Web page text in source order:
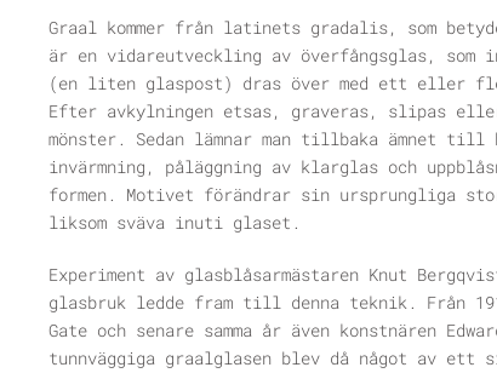
Graal kommer från latinets gradalis, som
är en vidareutveckling av överfångsglas,
(en liten glaspost) dras över med ett eller
Efter avkylningen etsas, graveras, slipas
mönster. Sedan lämnar man tillbaka ämnet till
invärmning, påläggning av klarglas och
formen. Motivet förändrar sin ursprungliga
liksom sväva inuti glaset.
Experiment av glasblåsarmästaren Knut
glasbruk ledde fram till denna teknik. Från
Gate och senare samma år även konstnären
tunnväggiga graalglasen blev då något av ett